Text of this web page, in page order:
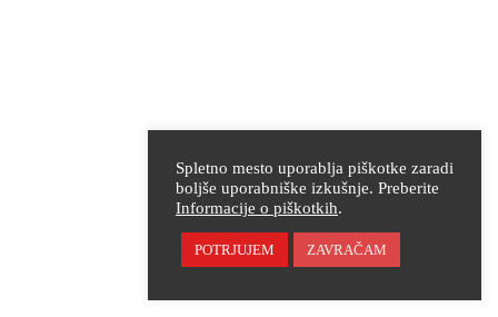
Spletno mesto uporablja piškotke zaradi
boljše uporabniške izkušnje. Preberite
Informacije o piškotkih.
POTRJUJEM ZAVRAČAM